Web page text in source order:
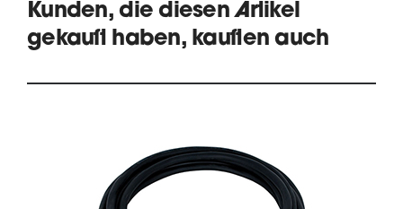
Kunden, die diesen Artikel
gekauft haben, kauften auch